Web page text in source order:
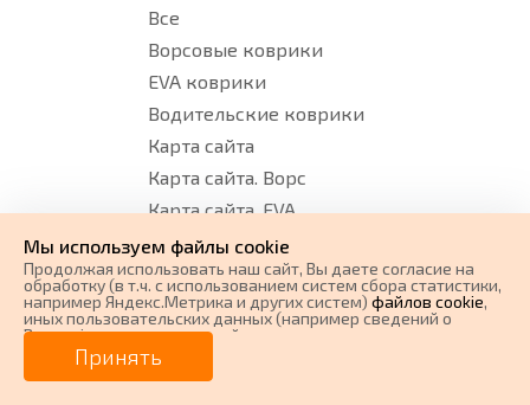
0 ₽
от0₽/мес. Плати частями
Все
Ворсовые коврики
EVA коврики
Водительские коврики
Карта сайта
Карта сайта. Ворс
Карта сайта. EVA
Время работы
с 08:00 до 17:00 по Московскому
Мы используем файлы cookie
Продолжая использовать наш cайт, Вы даете согласие на
обработку (в т.ч. с использованием систем сбора статистики,
например Яндекс.Метрика и других систем) файлов cookie,
иных пользовательских данных (например сведений о
Вашем ip-адресе, сведений о местоположении, типе
устройства, времени посещения страницы, сведений о
ресурсах сети Интернет, с которых были совершены
переходы на наш сайт, сведения о Ваших действиях на сайте
Принять